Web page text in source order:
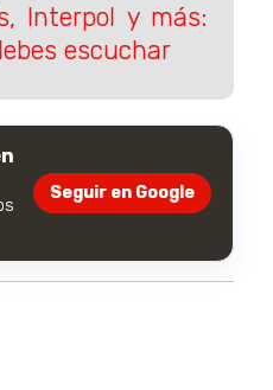
Interpol y más:
escuchar
Seguir en Google